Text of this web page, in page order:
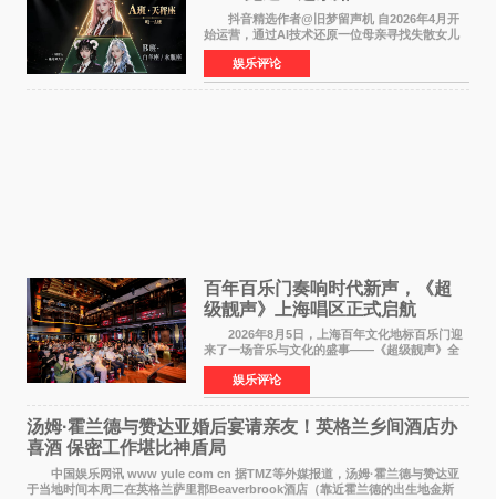
抖音精选作者@旧梦留声机 自2026年4月开
始运营，通过AI技术还原一位母亲寻找失散女儿
的故事，凭借强情感表达获得大量用户关注，发
布仅21小时便获得超1亿曝光、超1000万互动。
此后，账号持续沿
娱乐评论
百年百乐门奏响时代新声，《超
级靓声》上海唱区正式启航
2026年8月5日，上海百年文化地标百乐门迎
来了一场音乐与文化的盛事——《超级靓声》全
国励志音乐公益节目上海唱区新闻发布会暨启动
仪式在此隆重举行。各界领导、嘉宾与媒体朋友
齐聚一堂，共同
娱乐评论
汤姆·霍兰德与赞达亚婚后宴请亲友！英格兰乡间酒店办
喜酒 保密工作堪比神盾局
中国娱乐网讯 www yule com cn 据TMZ等外媒报道，汤姆·霍兰德与赞达亚
于当地时间本周二在英格兰萨里郡Beaverbrook酒店（靠近霍兰德的出生地金斯